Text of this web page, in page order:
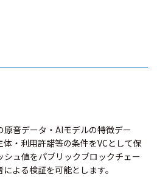
音データ・AIモデルの特徴デー
・利用許諾等の条件をVCとして保
ュ値をパブリックブロックチェー
よる検証を可能とします。